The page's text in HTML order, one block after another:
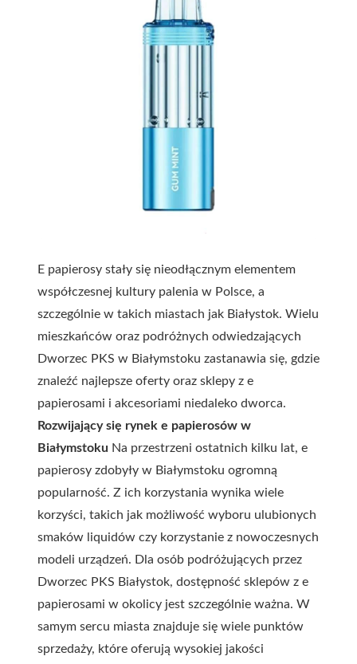
E papierosy stały się nieodłącznym elementem
współczesnej kultury palenia w Polsce, a
szczególnie w takich miastach jak Białystok. Wielu
mieszkańców oraz podróżnych odwiedzających
Dworzec PKS w Białymstoku zastanawia się, gdzie
znaleźć najlepsze oferty oraz sklepy z e
papierosami i akcesoriami niedaleko dworca.
Rozwijający się rynek e papierosów w
Białymstoku Na przestrzeni ostatnich kilku lat, e
papierosy zdobyły w Białymstoku ogromną
popularność. Z ich korzystania wynika wiele
korzyści, takich jak możliwość wyboru ulubionych
smaków liquidów czy korzystanie z nowoczesnych
modeli urządzeń. Dla osób podróżujących przez
Dworzec PKS Białystok, dostępność sklepów z e
papierosami w okolicy jest szczególnie ważna. W
samym sercu miasta znajduje się wiele punktów
sprzedaży, które oferują wysokiej jakości